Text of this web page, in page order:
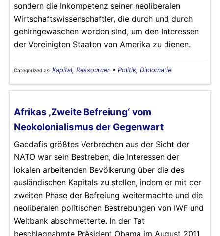
sondern die Inkompetenz seiner neoliberalen
Wirtschaftswissenschaftler, die durch und durch
gehirngewaschen worden sind, um den Interessen
der Vereinigten Staaten von Amerika zu dienen.
Categorized as: Kapital, Ressourcen • Politik, Diplomatie
Afrikas ‚Zweite Befreiung‘ vom
Neokolonialismus der Gegenwart
Gaddafis größtes Verbrechen aus der Sicht der
NATO war sein Bestreben, die Interessen der
lokalen arbeitenden Bevölkerung über die des
ausländischen Kapitals zu stellen, indem er mit der
zweiten Phase der Befreiung weitermachte und die
neoliberalen politischen Bestrebungen von IWF und
Weltbank abschmetterte. In der Tat
beschlagnahmte Präsident Obama im August 2011